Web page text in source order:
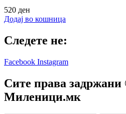
520 ден
Додај во кошница
Следете не:
Facebook Instagram
Сите права задржани
Mиленици.мк